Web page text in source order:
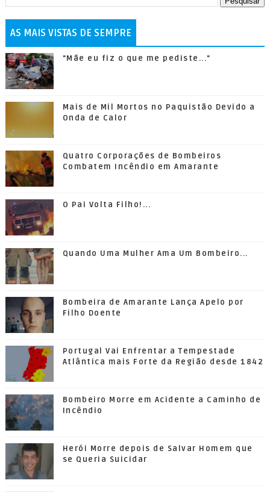
AS MAIS VISTAS DE SEMPRE
"Mãe eu fiz o que me pediste..."
Mais de Mil Mortos no Paquistão Devido a
Onda de Calor
Quatro Corporações de Bombeiros
Combatem Incêndio em Amarante
O Pai Volta Filho!...
Quando Uma Mulher Ama Um Bombeiro...
Bombeira de Amarante Lança Apelo por
Filho Doente
Portugal Vai Enfrentar a Tempestade
Atlântica mais Forte da Região desde 1842
Bombeiro Morre em Acidente a Caminho de
Incêndio
Herói Morre depois de Salvar Homem que
se Queria Suicidar